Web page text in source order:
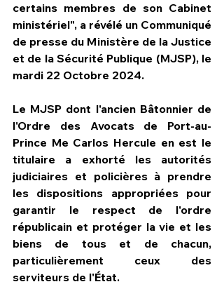
certains membres de son Cabinet
ministériel", a révélé un Communiqué
de presse du Ministère de la Justice
et de la Sécurité Publique (MJSP), le
mardi 22 Octobre 2024.
Le MJSP dont l'ancien Bâtonnier de
l'Ordre des Avocats de Port-au-
Prince Me Carlos Hercule en est le
titulaire a exhorté les autorités
judiciaires et policières à prendre
les dispositions appropriées pour
garantir le respect de l'ordre
républicain et protéger la vie et les
biens de tous et de chacun,
particulièrement ceux des
serviteurs de l'État.